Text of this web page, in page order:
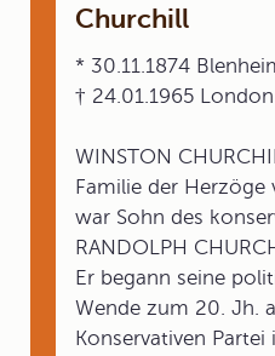
Churchill
* 30.11.1874
† 24.01.1965 London
WINSTON
Familie der
war Sohn des
RANDOLPH
Er begann seine
Wende zum 20. Jh.
Konservativen